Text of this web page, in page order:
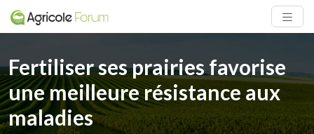
Fertiliser ses prairies favorise
une meilleure résistance aux
maladies